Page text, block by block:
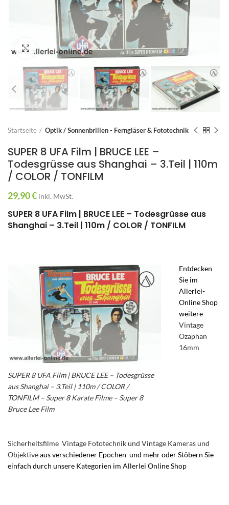
Zum Vergrößern anklicken
Startseite Optik / Sonnenbrillen - Ferngläser & Fototechnik
SUPER 8 UFA Film | BRUCE LEE –
Todesgrüsse aus Shanghai – 3.Teil | 110m
/ COLOR / TONFILM
29,90€ inkl. MwSt.
SUPER 8 UFA Film | BRUCE LEE – Todesgrüsse aus
Shanghai – 3.Teil | 110m / COLOR / TONFILM
SUPER 8 UFA Film | BRUCE LEE – Todesgrüsse
aus Shanghai – 3.Teil | 110m / COLOR /
TONFILM – Super 8 Karate Filme – Super 8
Bruce Lee Film
Entdecken
Sie im
Allerlei-
Online Shop
weitere
Vintage
Ozaphan
16mm
Sicherheitsfilme Vintage Fototechnik und Vintage Kameras und
Objektiveaus verschiedener Epochen und mehr oder Stöbern Sie
einfach durch unsere Kategorien im Allerlei OnlineShop